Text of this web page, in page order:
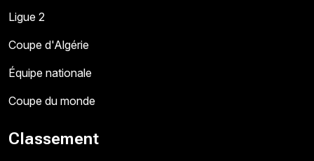
Ligue 2
Coupe d'Algérie
Équipe nationale
Coupe du monde
Classement